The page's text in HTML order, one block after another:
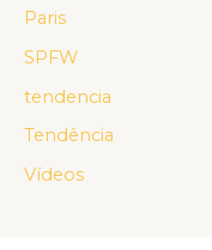
Paris
SPFW
tendencia
Tendência
Vídeos